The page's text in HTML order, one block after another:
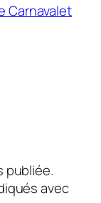
Carnavalet
publiée.
avec